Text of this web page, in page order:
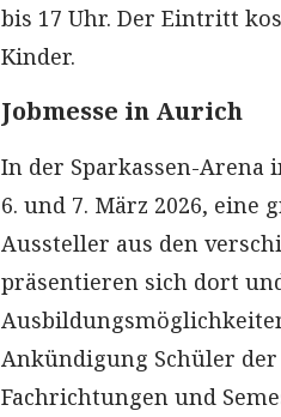
bis 17 Uhr. Der Eintritt
Kinder.
Jobmesse in Aurich
In der Sparkassen-Arena
6. und 7. März 2026, eine
Aussteller aus den
präsentieren sich dort
Ankündigung Schüler
Fachrichtungen und